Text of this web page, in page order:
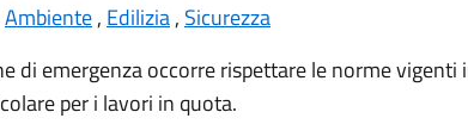
Ambiente, Edilizia, Sicurezza
di emergenza occorre rispettare le norme vigenti
per i lavori in quota.